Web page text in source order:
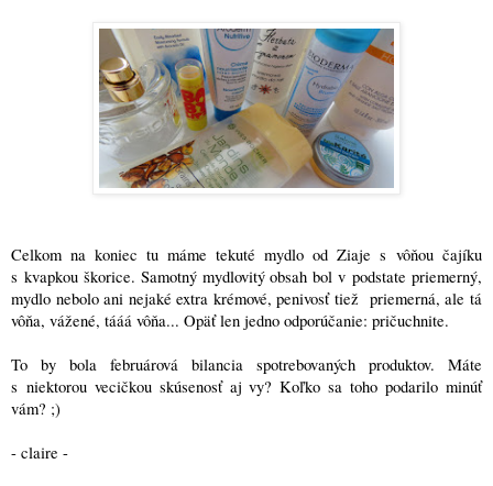
Celkom na koniec tu máme tekuté mydlo od Ziaje s vôňou čajíku
s kvapkou škorice. Samotný mydlovitý obsah bol v podstate priemerný,
mydlo nebolo ani nejaké extra krémové, penivosť tiež priemerná, ale tá
vôňa, vážené, tááá vôňa... Opäť len jedno odporúčanie: pričuchnite.
To by bola februárová bilancia spotrebovaných produktov. Máte
s niektorou vecičkou skúsenosť aj vy? Koľko sa toho podarilo minúť
vám? ;)
- claire -